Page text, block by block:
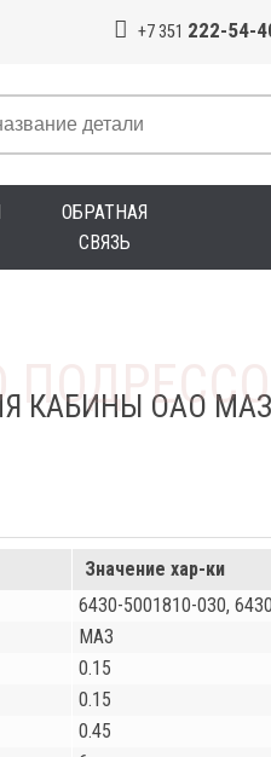
+7 351 222-54-
ОБРАТНАЯ
СВЯЗЬ
КАБИНЫ ОАО МАЗ
Значение хар-ки
6430-5001810-030,
МАЗ
0.15
0.15
0.45